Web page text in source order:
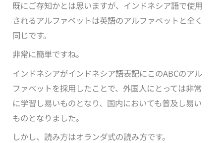
既にご存知かとは思いますが、インドネシア語で使用
されるアルファベットは英語のアルファベットと全く
同じです。
非常に簡単ですね。
インドネシアがインドネシア語表記にこのABCのアル
ファベットを採用したことで、外国人にとっては非常
に学習し易いものとなり、国内においても普及し易い
ものとなりました。
しかし、読み方はオランダ式の読み方です。